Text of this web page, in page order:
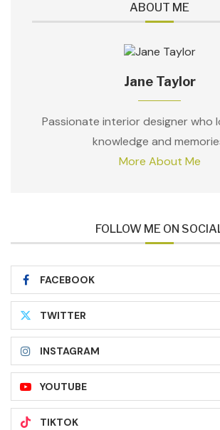
ABOUT ME
Jane Taylor
Passionate interior designer who
knowledge and
More About Me
FOLLOW ME ON
FACEBOOK
TWITTER
INSTAGRAM
YOUTUBE
TIKTOK